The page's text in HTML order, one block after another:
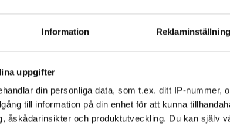
Information
uppgifter
din personliga data, som t.ex. ditt IP-nummer,
till information på din enhet för att kunna
åskådarinsikter och produktutveckling. Du kan själv
du med en gång att få ett mejl som
på kursavgiften kommer innan
angivit.
Ni har rätt att ångra er och avboka er
14 dagar efter det att vi bekräftat er
för ångerrätten löpt ut, har vi rätt att